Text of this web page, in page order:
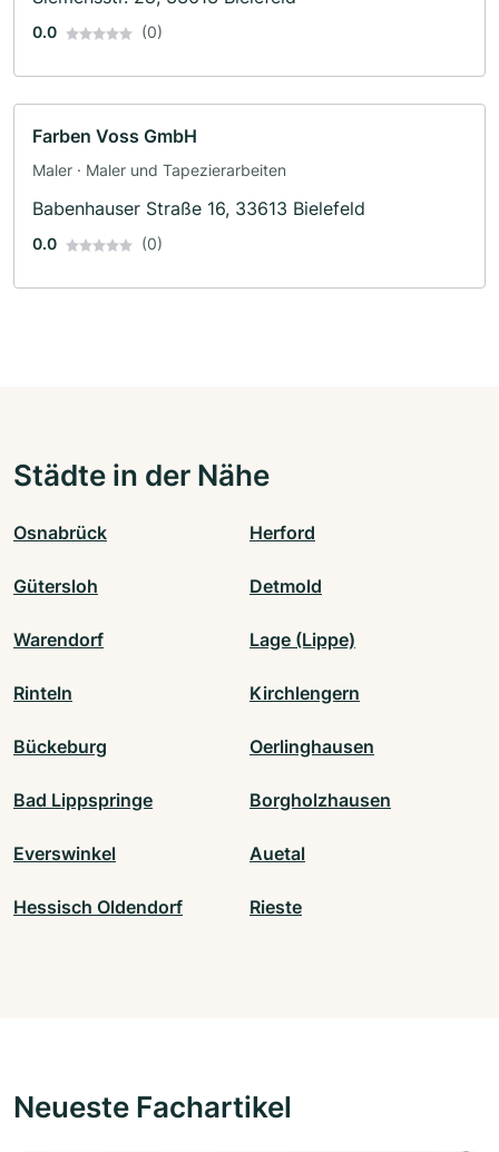
0.0 (0)
Farben Voss GmbH
Maler · Maler und Tapezierarbeiten
Babenhauser Straße 16, 33613 Bielefeld
0.0 (0)
Städte in der Nähe
Osnabrück Herford
Gütersloh Detmold
Warendorf Lage (Lippe)
Rinteln Kirchlengern
Bückeburg Oerlinghausen
Bad Lippspringe Borgholzhausen
Everswinkel Auetal
Hessisch Oldendorf Rieste
Neueste Fachartikel